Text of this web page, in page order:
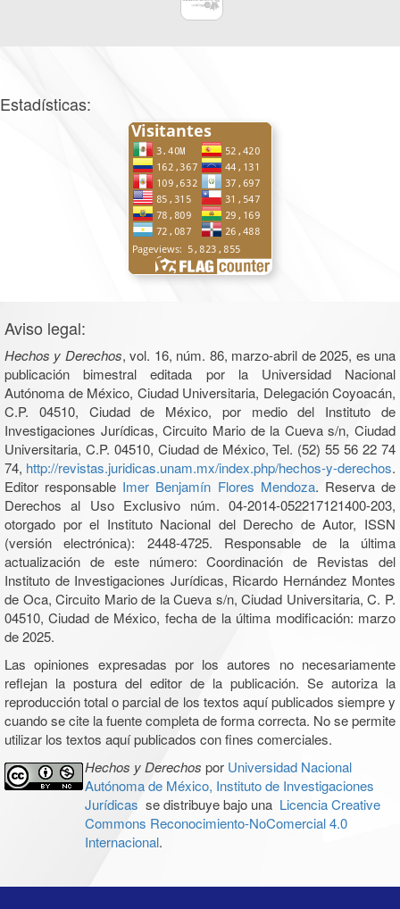
Estadísticas:
Aviso legal:
Hechos y Derechos, vol. 16, núm. 86, marzo-abril de 2025, es una
publicación bimestral editada por la Universidad Nacional
Autónoma de México, Ciudad Universitaria, Delegación Coyoacán,
C.P. 04510, Ciudad de México, por medio del Instituto de
Investigaciones Jurídicas, Circuito Mario de la Cueva s/n, Ciudad
Universitaria, C.P. 04510, Ciudad de México, Tel. (52) 55 56 22 74
74, http://revistas.juridicas.unam.mx/index.php/hechos-y-derechos.
Editor responsable Imer Benjamín Flores Mendoza. Reserva de
Derechos al Uso Exclusivo núm. 04-2014-052217121400-203,
otorgado por el Instituto Nacional del Derecho de Autor, ISSN
(versión electrónica): 2448-4725. Responsable de la última
actualización de este número: Coordinación de Revistas del
Instituto de Investigaciones Jurídicas, Ricardo Hernández Montes
de Oca, Circuito Mario de la Cueva s/n, Ciudad Universitaria, C. P.
04510, Ciudad de México, fecha de la última modificación: marzo
de 2025.
Las opiniones expresadas por los autores no necesariamente
reflejan la postura del editor de la publicación. Se autoriza la
reproducción total o parcial de los textos aquí publicados siempre y
cuando se cite la fuente completa de forma correcta. No se permite
utilizar los textos aquí publicados con fines comerciales.
Hechos y Derechos por Universidad Nacional
Autónoma de México, Instituto de Investigaciones
Jurídicas se distribuye bajo una Licencia Creative
Commons Reconocimiento-NoComercial 4.0
Internacional.